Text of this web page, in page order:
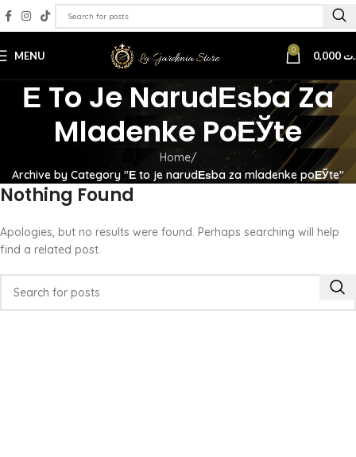
MENU 0
Е To Je NarudЕѕba Za
Mladenke PoЕЎte
Home
Archive by Category "Е to je narudЕѕba za mladenke poЕЎte"
Nothing Found
Apologies, but no results were found. Perhaps searching will help
find a related post.